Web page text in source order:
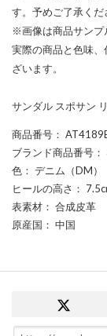
す。予めご了承くだ
※画像は商品サンプ
実際の商品と色味
ざいます。
サンダル スポサン
商品番号 ：
ブランド商品番号
色 ： デニム（DM）
ヒールの高さ ：
表素材 ： 合成皮革
原産国 ： 中国